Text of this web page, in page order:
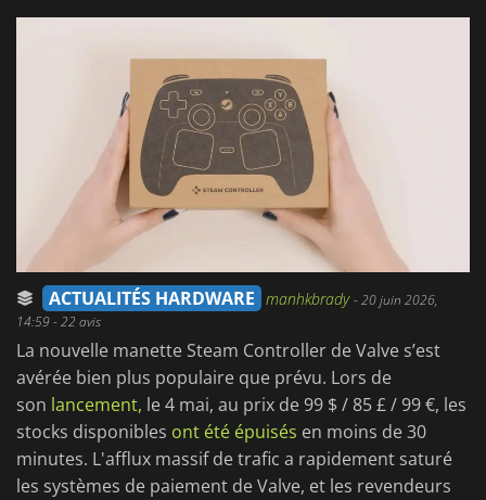
ACTUALITÉS HARDWARE manhkbrady-20 juin 2026,
14:59- 22 avis
La nouvelle manette Steam Controller de Valve s’est
avérée bien plus populaire que prévu. Lors de
son lancement, le 4 mai, au prix de 99 $ / 85 £ / 99 €, les
stocks disponibles ont été épuisés en moins de 30
minutes. L'afflux massif de trafic a rapidement saturé
les systèmes de paiement de Valve, et les revendeurs